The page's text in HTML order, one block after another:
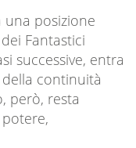
una posizione
Fantastici
successive, entra
continuità
però, resta